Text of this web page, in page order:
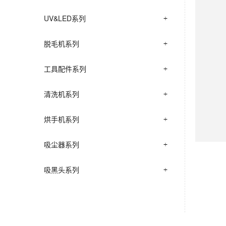
UV&LED系列
脱毛机系列
工具配件系列
清洗机系列
烘手机系列
吸尘器系列
吸黑头系列